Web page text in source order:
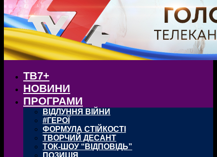
ТВ7+
НОВИНИ
ПРОГРАМИ
ВІДЛУННЯ ВІЙНИ
#ГЕРОЇ
ФОРМУЛА СТІЙКОСТІ
ТВОРЧИЙ ДЕСАНТ
ТОК-ШОУ “ВІДПОВІДЬ”
ПОЗИЦІЯ